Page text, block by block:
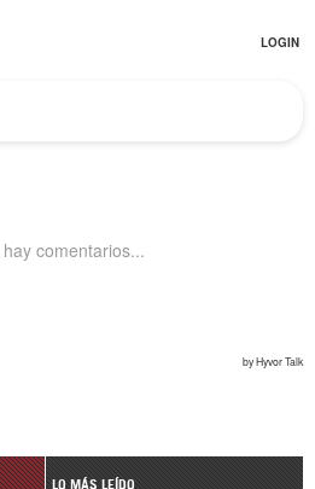
LO MÁS LEÍDO